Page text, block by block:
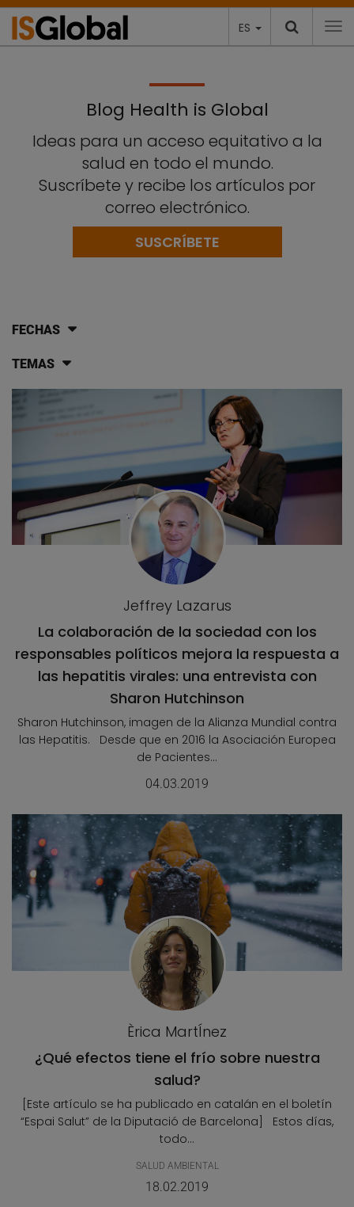
ES
Blog Health is Global
Ideas para un acceso equitativo a la
salud en todo el mundo.
Suscríbete y recibe los artículos por
correo electrónico.
SUSCRÍBETE
FECHAS
TEMAS
Lista de artículos del blog
Jeffrey Lazarus
La colaboración de la sociedad con los
responsables políticos mejora la respuesta a
las hepatitis virales: una entrevista con
Sharon Hutchinson
Sharon Hutchinson, imagen de la Alianza Mundial contra
las Hepatitis. Desde que en 2016 la Asociación Europea
de Pacientes...
04.03.2019
Èrica MartÍnez
¿Qué efectos tiene el frío sobre nuestra
salud?
[Este artículo se ha publicado en catalán en el boletín
“Espai Salut” de la Diputació de Barcelona] Estos días,
todo...
SALUD AMBIENTAL
18.02.2019